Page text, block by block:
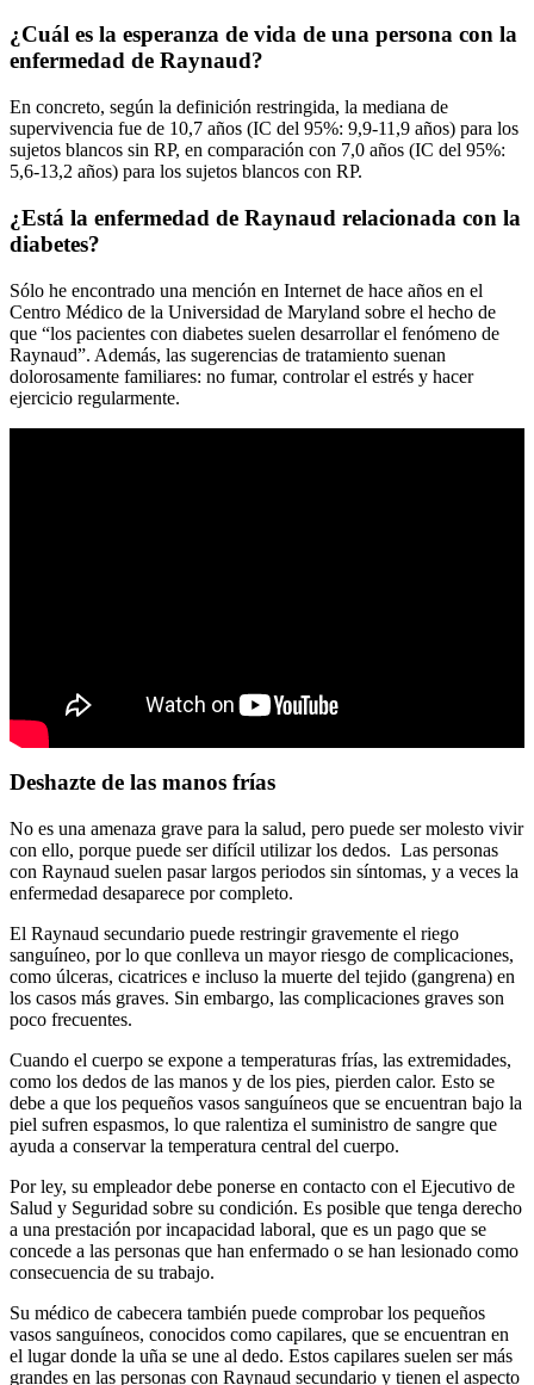
¿Cuál es la esperanza de vida de una persona con la
enfermedad de Raynaud?
En concreto, según la definición restringida, la mediana de
supervivencia fue de 10,7 años (IC del 95%: 9,9-11,9 años) para los
sujetos blancos sin RP, en comparación con 7,0 años (IC del 95%:
5,6-13,2 años) para los sujetos blancos con RP.
¿Está la enfermedad de Raynaud relacionada con la
diabetes?
Sólo he encontrado una mención en Internet de hace años en el
Centro Médico de la Universidad de Maryland sobre el hecho de
que “los pacientes con diabetes suelen desarrollar el fenómeno de
Raynaud”. Además, las sugerencias de tratamiento suenan
dolorosamente familiares: no fumar, controlar el estrés y hacer
ejercicio regularmente.
Deshazte de las manos frías
No es una amenaza grave para la salud, pero puede ser molesto vivir
con ello, porque puede ser difícil utilizar los dedos. Las personas
con Raynaud suelen pasar largos periodos sin síntomas, y a veces la
enfermedad desaparece por completo.
El Raynaud secundario puede restringir gravemente el riego
sanguíneo, por lo que conlleva un mayor riesgo de complicaciones,
como úlceras, cicatrices e incluso la muerte del tejido (gangrena) en
los casos más graves. Sin embargo, las complicaciones graves son
poco frecuentes.
Cuando el cuerpo se expone a temperaturas frías, las extremidades,
como los dedos de las manos y de los pies, pierden calor. Esto se
debe a que los pequeños vasos sanguíneos que se encuentran bajo la
piel sufren espasmos, lo que ralentiza el suministro de sangre que
ayuda a conservar la temperatura central del cuerpo.
Por ley, su empleador debe ponerse en contacto con el Ejecutivo de
Salud y Seguridad sobre su condición. Es posible que tenga derecho
a una prestación por incapacidad laboral, que es un pago que se
concede a las personas que han enfermado o se han lesionado como
consecuencia de su trabajo.
Su médico de cabecera también puede comprobar los pequeños
vasos sanguíneos, conocidos como capilares, que se encuentran en
el lugar donde la uña se une al dedo. Estos capilares suelen ser más
grandes en las personas con Raynaud secundario y tienen el aspecto